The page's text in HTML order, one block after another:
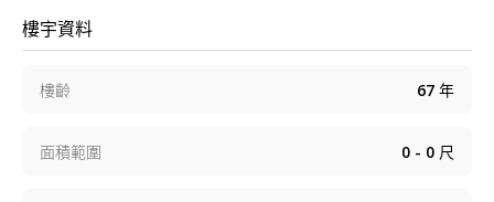
樓宇資料
樓齡 67 年
面積範圍 0 - 0 尺